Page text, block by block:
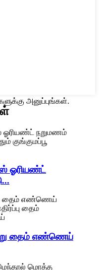
அனுப்புங்கள்.
ஓரியண்ட்
தைம் எண்ணெய்